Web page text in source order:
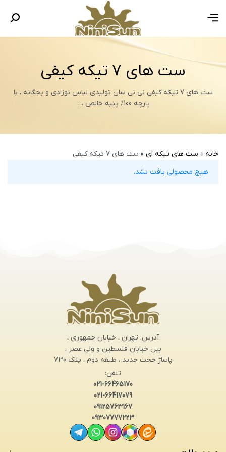
ست های 7 تیکه کیفی
ست های 7 تیکه کیفی نی نی سان تولیدی لباس نوزادی و بچگانه ، با
پارچه 100% پنبه خالص ،…
خانه » ست های تیکه ای » ست های 7 تیکه کیفی
هیچ محصولی یافت نشد.
آدرس: تهران ، خیابان جمهوری ،
بین خیابان فلسطین و ولی عصر ،
پاساژ حجت جدید ، طبقه دوم ، پلاک 730
تلفن:
021-66465170
021-66417079
09125763167
09307777223